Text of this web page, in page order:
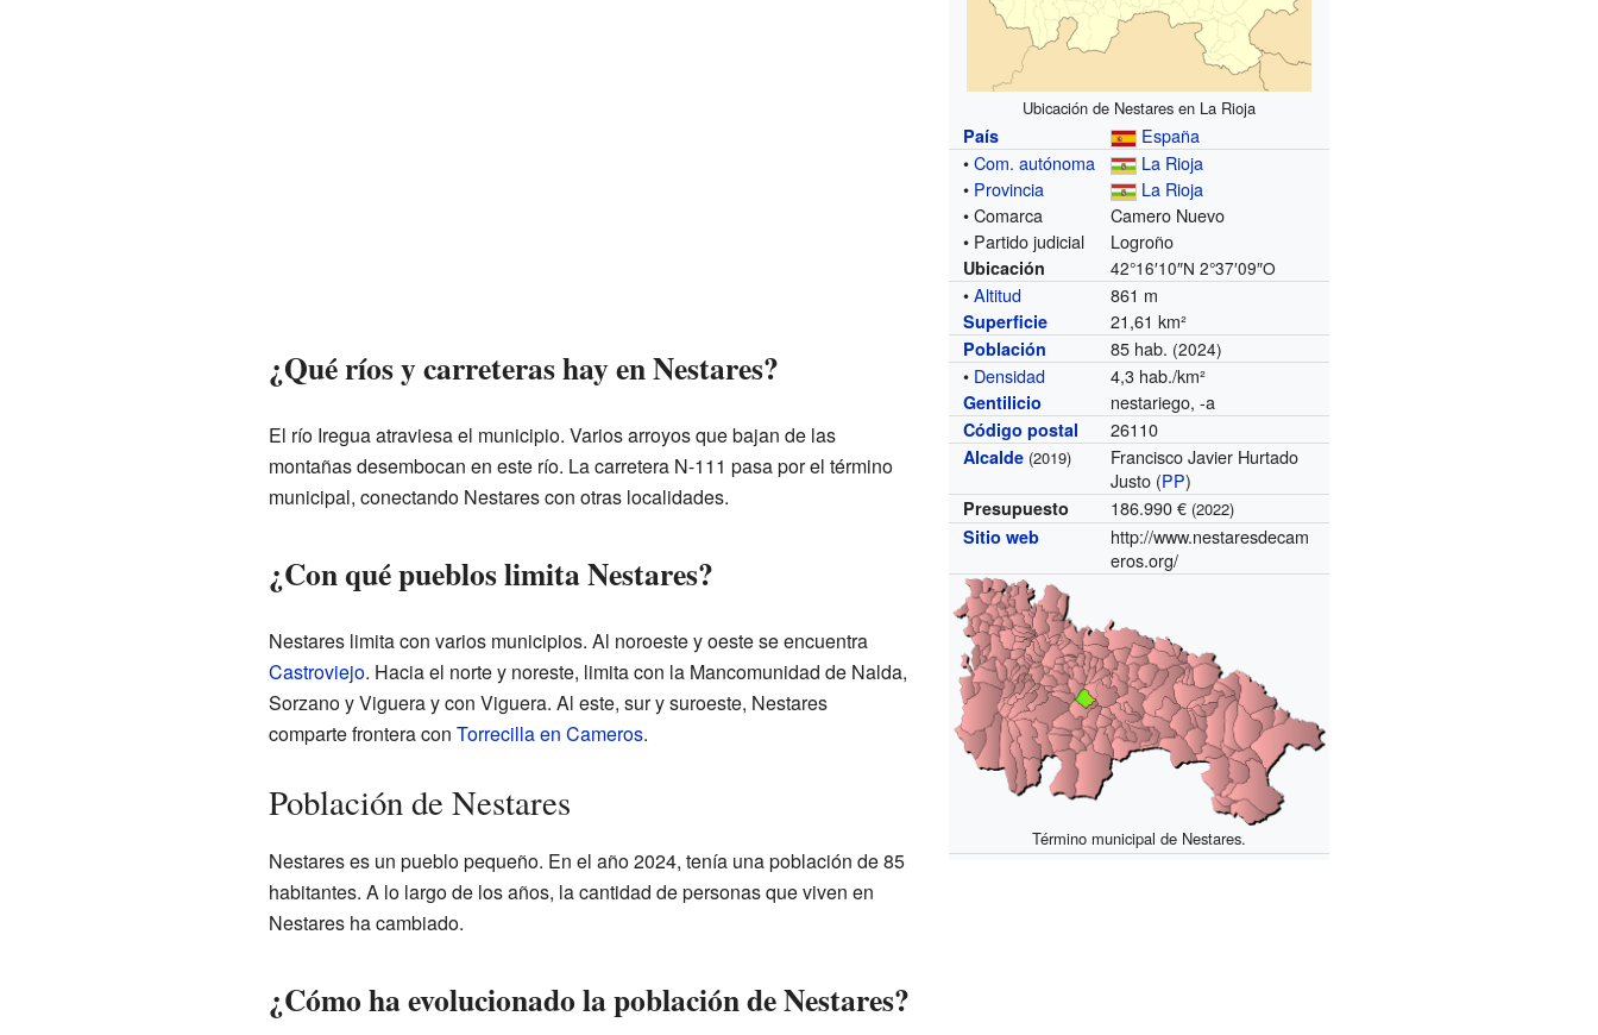
Ubicación de Nestares en La Rioja
País
España
•Com. autónoma
La Rioja
• Provincia
La Rioja
• Comarca
Camero Nuevo
• Partido judicial
Logroño
Ubicación 42°16′10″N 2°37′09″O
•Altitud 861 m
Superficie 21,61 km²
Población 85 hab. (2024)
• Densidad 4,3 hab./km²
Gentilicio nestariego, -a
Código postal 26110
Alcalde (2019)
Francisco Javier Hurtado
Justo (PP)
Presupuesto 186.990 € (2022)
Sitio web
http://www.nestaresdecam
eros.org/
Término municipal de Nestares.
¿Qué ríos y carreteras hay en Nestares?
El río Iregua atraviesa el municipio. Varios arroyos que bajan de las
montañas desembocan en este río. La carretera N-111 pasa por el término
municipal, conectando Nestares con otras localidades.
¿Con qué pueblos limita Nestares?
Nestares limita con varios municipios. Al noroeste y oeste se encuentra
Castroviejo. Hacia el norte y noreste, limita con la Mancomunidad de Nalda,
Sorzano y Viguera y con Viguera. Al este, sur y suroeste, Nestares
comparte frontera con Torrecilla en Cameros.
Población de Nestares
Nestares es un pueblo pequeño. En el año 2024, tenía una población de 85
habitantes. A lo largo de los años, la cantidad de personas que viven en
Nestares ha cambiado.
¿Cómo ha evolucionado la población de Nestares?